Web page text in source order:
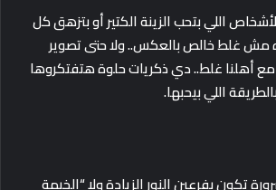
اللي بتحب الزينة الكتير أو بتزهق كل
مش غلط خالص بالعكس.. ولا حتى تصوير
أهلنا غلط.. دي ذكريات حلوة هتفتكروها
اللي بيحبها.
تكون بفرعين النور الزيادة ولا “الخيمة